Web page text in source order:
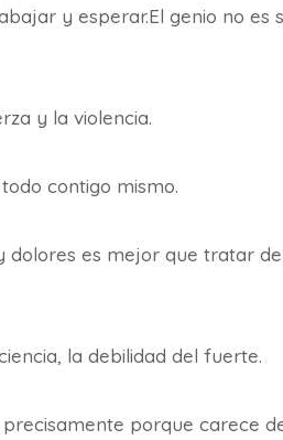
y esperar.El genio no es
y la violencia.
contigo mismo.
dolores es mejor que tratar
la debilidad del fuerte.
porque carece